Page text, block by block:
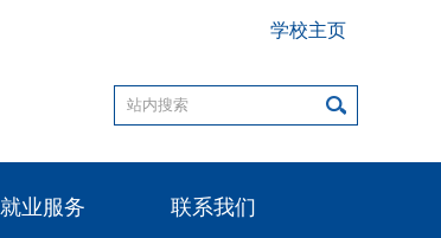
学校主页
就业服务 联系我们